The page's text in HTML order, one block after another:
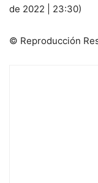
de 2022 | 23:30)
© Reproducción